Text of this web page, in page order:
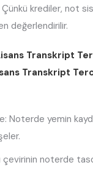
Çünkü krediler, not
değerlendirilir.
Transkript
Transkript
Noterde yemin
çevirinin noterde